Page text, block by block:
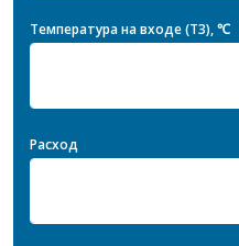
Температура на входе (T3), ℃
Расход